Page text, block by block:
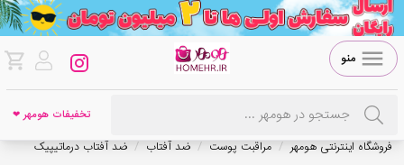
منو
تخفیفات هومهر ❤
فروشگاه اینترنتی هومهر / مراقبت پوست / ضد آفتاب / ضد آفتاب درماتیپیک